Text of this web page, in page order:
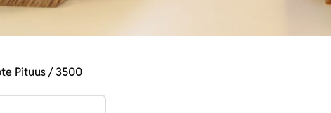
Pituus / 3500